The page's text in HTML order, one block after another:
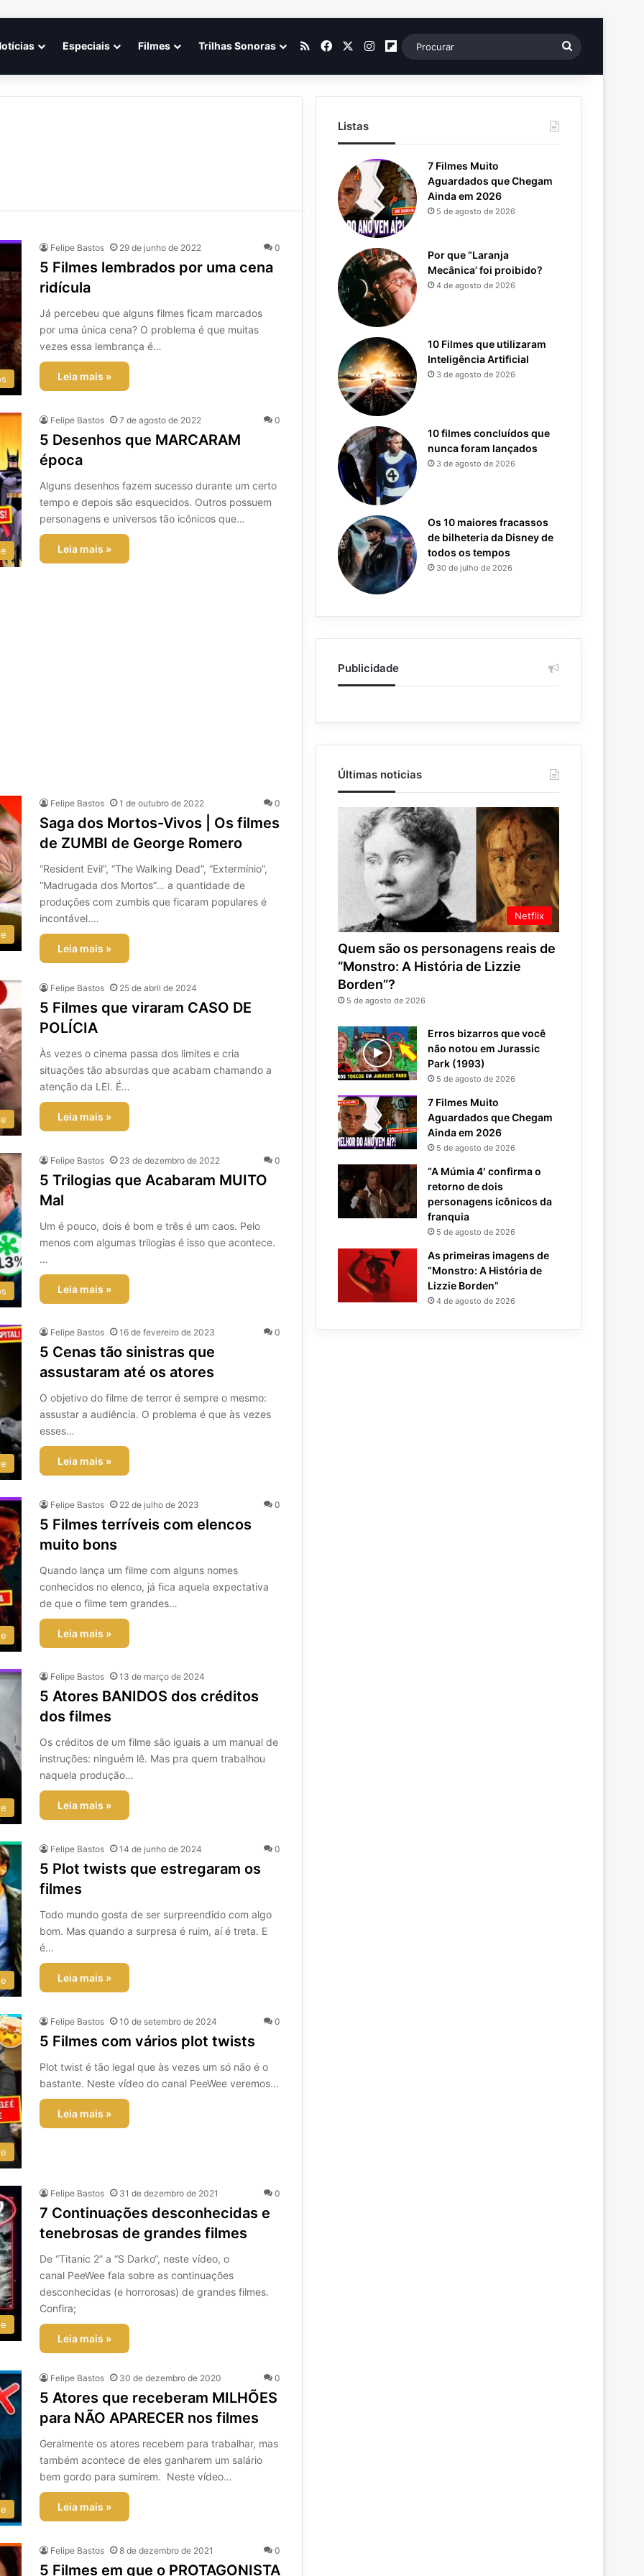
Especiais Filmes Trilhas Sonoras RSSFacebookInstagram
Flipboard Procurar
Felipe Bastos 29 de junho de 2022 0
5 Filmes lembrados por uma cena
ridícula
Já percebeu que alguns filmes ficam marcados
por uma única cena? O problema é que muitas
vezes essa lembrança é…
Leia mais »
Felipe Bastos 7 de agosto de 2022 0
5 Desenhos que MARCARAM
época
Alguns desenhos fazem sucesso durante um certo
tempo e depois são esquecidos. Outros possuem
personagens e universos tão icônicos que…
Leia mais »
Felipe Bastos 1 de outubro de 2022 0
Saga dos Mortos-Vivos | Os filmes
de ZUMBI de George Romero
“Resident Evil”, “The Walking Dead”, “Extermínio”,
“Madrugada dos Mortos”… a quantidade de
produções com zumbis que ficaram populares é
incontável.…
Leia mais »
Felipe Bastos 25 de abril de 2024
5 Filmes que viraram CASO DE
POLÍCIA
Às vezes o cinema passa dos limites e cria
situações tão absurdas que acabam chamando a
atenção da LEI. É…
Leia mais »
Felipe Bastos 23 de dezembro de 2022 0
5 Trilogias que Acabaram MUITO
Mal
Um é pouco, dois é bom e três é um caos. Pelo
menos com algumas trilogias é isso que acontece.
…
Leia mais »
Felipe Bastos 16 de fevereiro de 2023 0
5 Cenas tão sinistras que
assustaram até os atores
O objetivo do filme de terror é sempre o mesmo:
assustar a audiência. O problema é que às vezes
esses…
Leia mais »
Felipe Bastos 22 de julho de 2023 0
5 Filmes terríveis com elencos
muito bons
Quando lança um filme com alguns nomes
conhecidos no elenco, já fica aquela expectativa
de que o filme tem grandes…
Leia mais »
Felipe Bastos 13 de março de 2024
5 Atores BANIDOS dos créditos
dos filmes
Os créditos de um filme são iguais a um manual de
instruções: ninguém lê. Mas pra quem trabalhou
naquela produção…
Leia mais »
Felipe Bastos 14 de junho de 2024 0
5 Plot twists que estregaram os
filmes
Todo mundo gosta de ser surpreendido com algo
bom. Mas quando a surpresa é ruim, aí é treta. E
é…
Leia mais »
Felipe Bastos 10 de setembro de 2024 0
5 Filmes com vários plot twists
Plot twist é tão legal que às vezes um só não é o
bastante. Neste vídeo do canal PeeWee veremos…
Leia mais »
Felipe Bastos 31 de dezembro de 2021 0
7 Continuações desconhecidas e
tenebrosas de grandes filmes
De “Titanic 2” a “S Darko“, neste vídeo, o
canal PeeWee fala sobre as continuações
desconhecidas (e horrorosas) de grandes filmes.
Confira;
Leia mais »
Felipe Bastos 30 de dezembro de 2020 0
5 Atores que receberam MILHÕES
para NÃO APARECER nos filmes
Geralmente os atores recebem para trabalhar, mas
também acontece de eles ganharem um salário
bem gordo para sumirem. Neste vídeo…
Leia mais »
Felipe Bastos 8 de dezembro de 2021 0
5 Filmes em que o PROTAGONISTA
Listas
7 Filmes Muito
Aguardados que Chegam
Ainda em 2026
5 de agosto de 2026
Por que “Laranja
Mecânica’ foi proibido?
4 de agosto de 2026
10 Filmes que utilizaram
Inteligência Artificial
3 de agosto de 2026
10 filmes concluídos que
nunca foram lançados
3 de agosto de 2026
Os 10 maiores fracassos
de bilheteria da Disney de
todos os tempos
30 de julho de 2026
Publicidade
Últimas noticias
Netflix
Quem são os personagens reais de
“Monstro: A História de Lizzie
Borden”?
5 de agosto de 2026
Erros bizarros que você
não notou em Jurassic
Park (1993)
5 de agosto de 2026
7 Filmes Muito
Aguardados que Chegam
Ainda em 2026
5 de agosto de 2026
“A Múmia 4′ confirma o
retorno de dois
personagens icônicos da
franquia
5 de agosto de 2026
As primeiras imagens de
“Monstro: A História de
Lizzie Borden”
4 de agosto de 2026